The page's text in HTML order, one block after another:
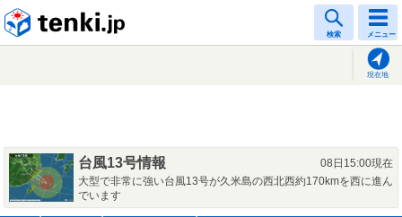
検索 メニュー
現在地
台風13号情報
08日15:00現在
大型で非常に強い台風13号が久米島の西北西約170kmを西に進ん
でいます